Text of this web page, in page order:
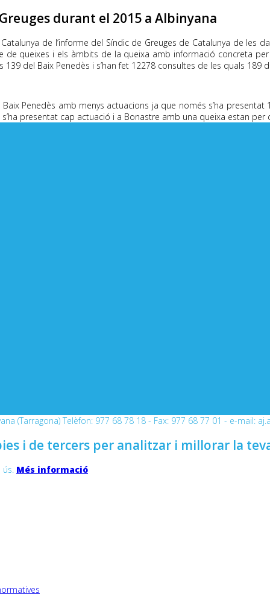
durant el 2015 a Albinyana
de l’informe del Síndic de Greuges de Catalunya de les
de queixes i els àmbits de la queixa amb informació concreta
139 del Baix Penedès i s’han fet 12278 consultes de les quals 189
Penedès amb menys actuacions ja que només s’ha presentat
presentat cap actuació i a Bonastre amb una queixa estan per
(Tarragona) Telèfon: 977 68 78 18 - Fax: 977 68 77 01 - e-mail:
i de tercers per analitzar i millorar la
ús. Més informació